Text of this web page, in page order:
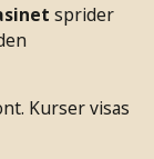
sprider
Kurser visas